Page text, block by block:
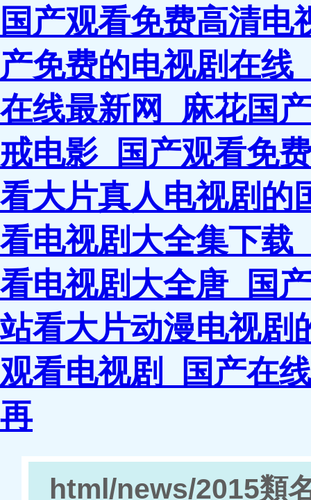
国产观看免费高清
产免费的电视剧在线
在线最新网_麻花国
戒电影_国产观看免
看大片真人电视剧的
看电视剧大全集下载
看电视剧大全唐_国
站看大片动漫电视剧
观看电视剧_国产在
再
html/news/2015類